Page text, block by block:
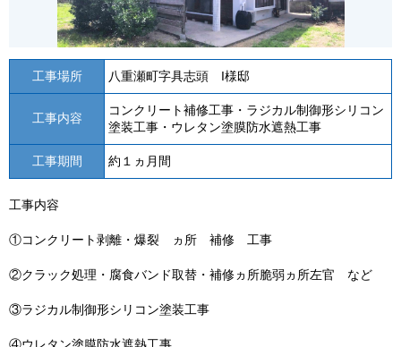
工事場所 八重瀬町字具志頭 I様邸
工事内容
コンクリート補修工事・ラジカル制御形シリコン
塗装工事・ウレタン塗膜防水遮熱工事
工事期間 約１ヵ月間
工事内容
①コンクリート剥離・爆裂 ヵ所 補修 工事
②クラック処理・腐食バンド取替・補修ヵ所脆弱ヵ所左官 など
③ラジカル制御形シリコン塗装工事
④ウレタン塗膜防水遮熱工事